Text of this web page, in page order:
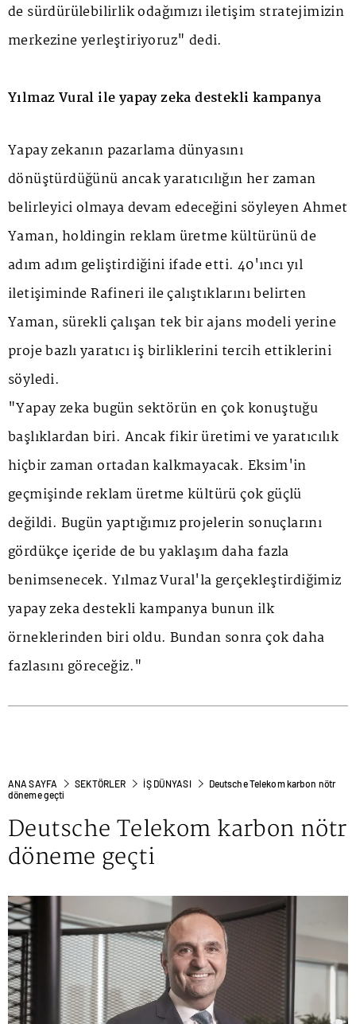
de sürdürülebilirlik odağımızı iletişim stratejimizin
merkezine yerleştiriyoruz" dedi.
Yılmaz Vural ile yapay zeka destekli kampanya
Yapay zekanın pazarlama dünyasını
dönüştürdüğünü ancak yaratıcılığın her zaman
belirleyici olmaya devam edeceğini söyleyen Ahmet
Yaman, holdingin reklam üretme kültürünü de
adım adım geliştirdiğini ifade etti. 40'ıncı yıl
iletişiminde Rafineri ile çalıştıklarını belirten
Yaman, sürekli çalışan tek bir ajans modeli yerine
proje bazlı yaratıcı iş birliklerini tercih ettiklerini
söyledi.
"Yapay zeka bugün sektörün en çok konuştuğu
başlıklardan biri. Ancak fikir üretimi ve yaratıcılık
hiçbir zaman ortadan kalkmayacak. Eksim'in
geçmişinde reklam üretme kültürü çok güçlü
değildi. Bugün yaptığımız projelerin sonuçlarını
gördükçe içeride de bu yaklaşım daha fazla
benimsenecek. Yılmaz Vural'la gerçekleştirdiğimiz
yapay zeka destekli kampanya bunun ilk
örneklerinden biri oldu. Bundan sonra çok daha
fazlasını göreceğiz."
ANA SAYFA SEKTÖRLER İŞ DÜNYASI
Deutsche Telekom karbon nötr
döneme geçti
Deutsche Telekom karbon nötr
döneme geçti